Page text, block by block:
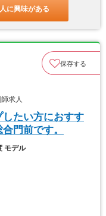
に興味がある
保存する
求人
たい方におすす
門前です。
モデル